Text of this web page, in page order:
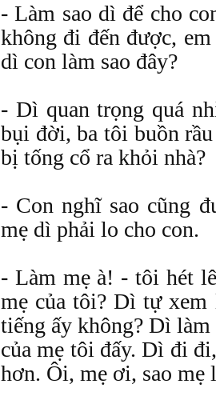
- Làm sao dì để cho
không đi đến được,
dì con làm sao đây?
- Dì quan trọng quá
bụi đời, ba tôi buồn
bị tống cổ ra khỏi nhà?
- Con nghĩ sao cũng
mẹ dì phải lo cho con.
- Làm mẹ à! - tôi hét
mẹ của tôi? Dì tự
tiếng ấy không? Dì
của mẹ tôi đấy. Dì đi
hơn. Ôi, mẹ ơi, sao mẹ